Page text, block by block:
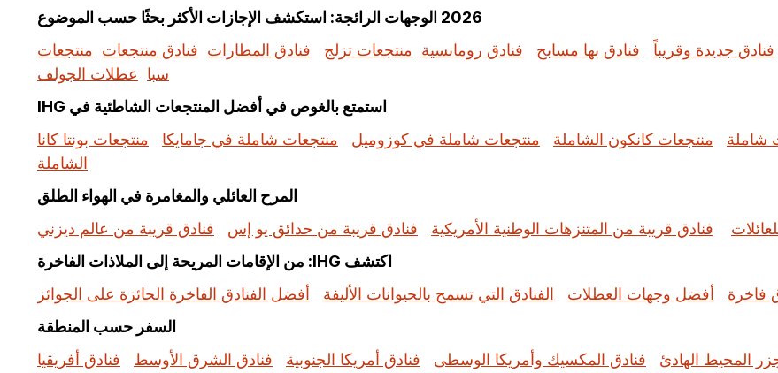
2026 الوجهات الرائجة: استكشف الإجازات الأكثر بحثًا حسب الموضوع
فنادق جديدة وقريباً فنادق بها مسابح فنادق رومانسية منتجعات تزلج فنادق المطارات فنادق منتجعات منتجعات
سبا
عطلات الجولف
استمتع بالغوص في أفضل المنتجعات الشاطئية في IHG
شاملة منتجعات كانكون الشاملة منتجعات شاملة في كوزوميل منتجعات شاملة في جامايكا
منتجعات بونتا كانا
الشاملة
المرح العائلي والمغامرة في الهواء الطلق
فنادق قريبة من المتنزهات الوطنية الأمريكية فنادق قريبة من حدائق يو إس
فنادق قريبة من عالم ديزني
اكتشف IHG: من الإقامات المريحة إلى الملاذات الفاخرة
فاخرة أفضل وجهات العطلات الفنادق التي تسمح بالحيوانات الأليفة
أفضل الفنادق الفاخرة الحائزة على الجوائز
السفر حسب المنطقة
المحيط الهادئ فنادق المكسيك وأمريكا الوسطى فنادق أمريكا الجنوبية فنادق الشرق الأوسط فنادق أفريقيا